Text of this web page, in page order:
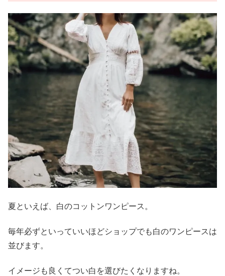
夏といえば、白のコットンワンピース。
毎年必ずといっていいほどショップでも白のワンピースは
並びます。
イメージも良くてつい白を選びたくなりますね。